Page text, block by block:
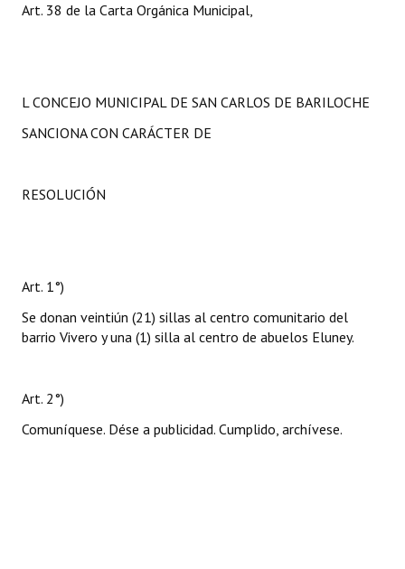
Art. 38 de la Carta Orgánica Municipal,
L CONCEJO MUNICIPAL DE SAN CARLOS DE BARILOCHE
SANCIONA CON CARÁCTER DE
RESOLUCIÓN
Art. 1°)
Se donan veintiún (21) sillas al centro comunitario del
barrio Vivero y una (1) silla al centro de abuelos Eluney.
Art. 2°)
Comuníquese. Dése a publicidad. Cumplido, archívese.